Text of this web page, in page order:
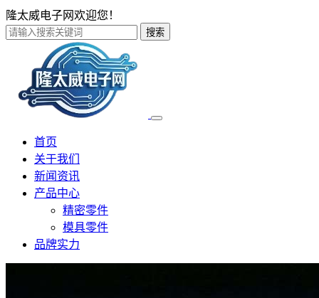
隆太威电子网欢迎您！
搜索
首页
关于我们
新闻资讯
产品中心
精密零件
模具零件
品牌实力